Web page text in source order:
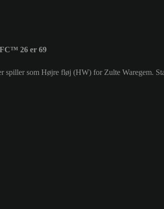
26 er 69
spiller som Højre fløj (HW) for Zulte Waregem.